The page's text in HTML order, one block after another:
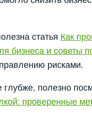
статья Как
бизнеса и советы
рисками.
полезно
проверенные